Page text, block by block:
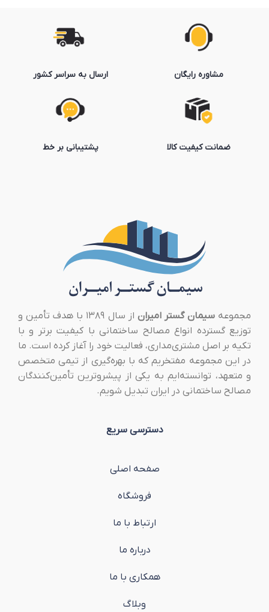
مشاوره رایگان
ضمانت کیفیت کالا
ارسال به سراسر کشور
پشتیبانی بر خط
مجموعهسیمان گستر امیران
از سال ۱۳۸۹ با هدف تأمین و
توزیع گسترده انواع مصالح ساختمانی با کیفیت برتر و با
تکیه بر اصل مشتری‌مداری، فعالیت خود را آغاز کرده است. ما
در این مجموعه مفتخریم که با بهره‌گیری از تیمی متخصص
و متعهد، توانسته‌ایم به یکی از پیشروترین تأمین‌کنندگان
مصالح ساختمانی در ایران تبدیل شویم.
دسترسی سریع
صفحه اصلی
فروشگاه
ارتباط با ما
درباره ما
همکاری با ما
وبلاگ